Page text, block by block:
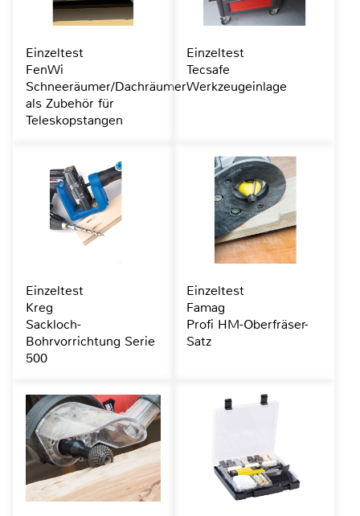
Einzeltest
FenWi
Schneeräumer/Dachräumer
als Zubehör für
Teleskopstangen
Einzeltest
Tecsafe
Werkzeugeinlage
Einzeltest
Kreg
Sackloch-
Bohrvorrichtung Serie
500
Einzeltest
Famag
Profi HM-Oberfräser-
Satz